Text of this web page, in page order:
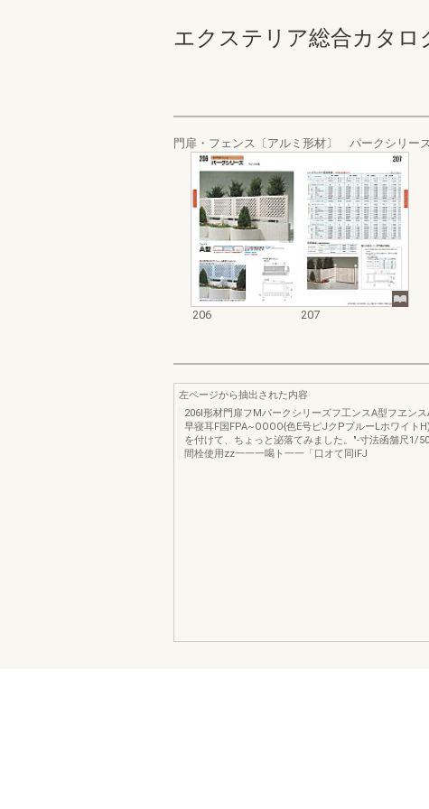
エクステリア総合カタロ
門扉・フェンス〔アルミ形材〕 パークシリー
206 207
左ページから抽出された内容
206I形材門扉フMパークシリーズフ工ンスA型フヱンス
早寝耳F国FPA~OOOO{色E号ピJクPプルーLホワイト
を付けて、ちょっと泌落てみました。"-寸法函舗尺1/
間栓使用zz一一一喝ト一一「口オて同iFJ